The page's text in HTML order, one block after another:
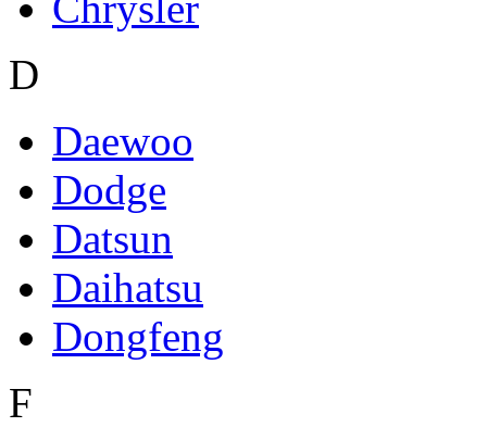
D
Daewoo
Dodge
Datsun
Daihatsu
Dongfeng
F